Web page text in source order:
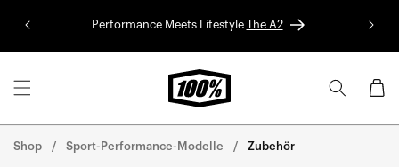
zum
Performance Meets Lifestyle The A2 Red
Shop Sport-Performance-Modelle Zubehör